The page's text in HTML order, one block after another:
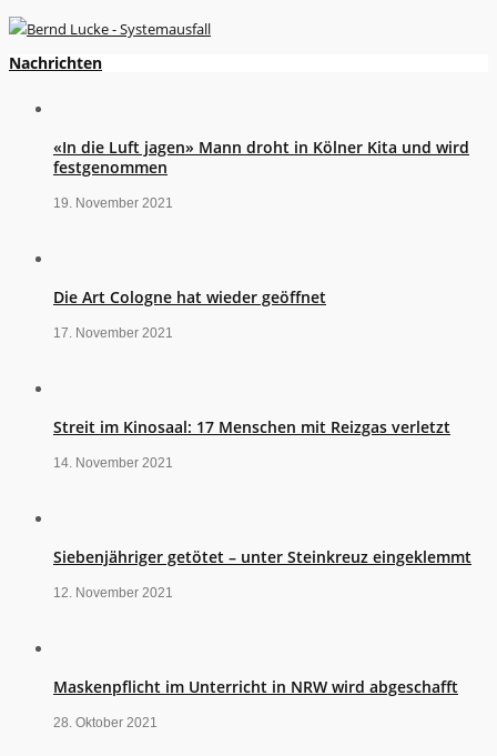
Nachrichten
«In die Luft jagen» Mann droht in Kölner Kita und wird
festgenommen
19. November 2021
Die Art Cologne hat wieder geöffnet
17. November 2021
Streit im Kinosaal: 17 Menschen mit Reizgas verletzt
14. November 2021
Siebenjähriger getötet – unter Steinkreuz eingeklemmt
12. November 2021
Maskenpflicht im Unterricht in NRW wird abgeschafft
28. Oktober 2021